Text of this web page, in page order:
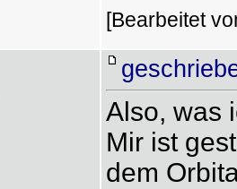
[Bearbeitet
Also, was
Mir ist
dem